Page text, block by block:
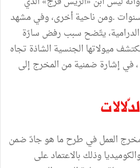
.ومن ناحية أخرى، وفي مشهد
يتّضح سبب رفض سارّة
ميولاتها الجنسية الشاذة تجاه
في إشارة ضمنية من المخرج إلى
العمل في طرح ما هو جادّ ضمن
وذلك بالاعتماد على